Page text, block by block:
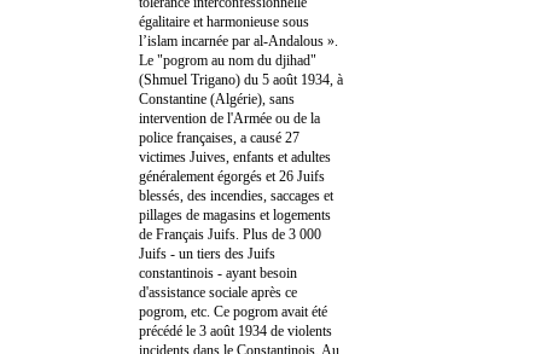
égalitaire et harmonieuse sous
l’islam incarnée par al-Andalous ».
Le "pogrom au nom du djihad"
(Shmuel Trigano) du 5 août 1934, à
Constantine (Algérie), sans
intervention de l'Armée ou de la
police françaises, a causé 27
victimes Juives, enfants et adultes
généralement égorgés et 26 Juifs
blessés, des incendies, saccages et
pillages de magasins et logements
de Français Juifs. Plus de 3 000
Juifs - un tiers des Juifs
constantinois - ayant besoin
d'assistance sociale après ce
pogrom, etc. Ce pogrom avait été
précédé le 3 août 1934 de violents
incidents dans le Constantinois. Au